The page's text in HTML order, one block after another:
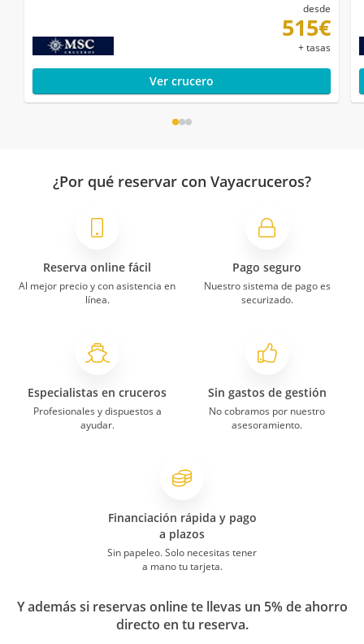
desde
515€
+ tasas
Ver crucero
¿Por qué reservar con Vayacruceros?
Reserva online fácil
Al mejor precio y con asistencia en
línea.
Pago seguro
Nuestro sistema de pago es
securizado.
Especialistas en cruceros
Profesionales y dispuestos a
ayudar.
Sin gastos de gestión
No cobramos por nuestro
asesoramiento.
Financiación rápida y pago
a plazos
Sin papeleo. Solo necesitas tener
a mano tu tarjeta.
Y además si reservas online te llevas un 5% de ahorro
directo en tu reserva.